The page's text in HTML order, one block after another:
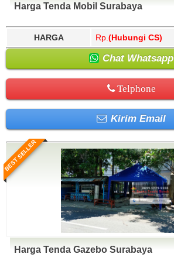
Harga Tenda Mobil Surabaya
HARGA Rp. (Hubungi CS)
Chat Whatsapp
Telphone
Kirim Email
BEST SELLER
Harga Tenda Gazebo Surabaya